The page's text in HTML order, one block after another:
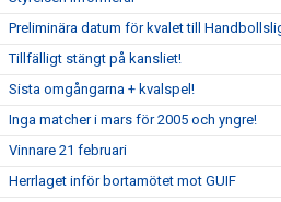
Preliminära datum för kvalet till
Tillfälligt stängt på kansliet!
Sista omgångarna + kvalspel!
Inga matcher i mars för 2005 och yngre!
Vinnare 21 februari
Herrlaget inför bortamötet mot GUIF